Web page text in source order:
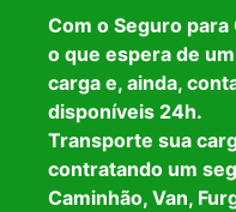
Com o Seguro
o que espera de
carga e, ainda,
disponíveis 24h.
Transporte sua
contratando um
Caminhão, Van,